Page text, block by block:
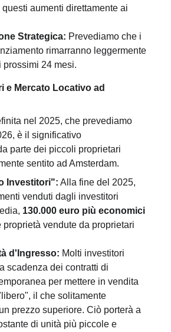
aumenti direttamente ai
Strategica: Prevediamo che i
rimarranno leggermente
prossimi 24 mesi.
e Mercato Locativo ad
nel 2025, che prevediamo
è il significativo
parte dei piccoli proprietari
sentito ad Amsterdam.
Investitori": Alla fine del 2025,
venduti dagli investitori
130.000 euro più economici
proprietà vendute da proprietari
d'Ingresso: Molti investitori
scadenza dei contratti di
per mettere in vendita
il che solitamente
prezzo superiore. Ciò porterà a
di unità più piccole e